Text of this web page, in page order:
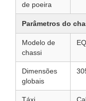
de poeira
Parâmetros do
Modelo de
chassi
Dimensões
globais